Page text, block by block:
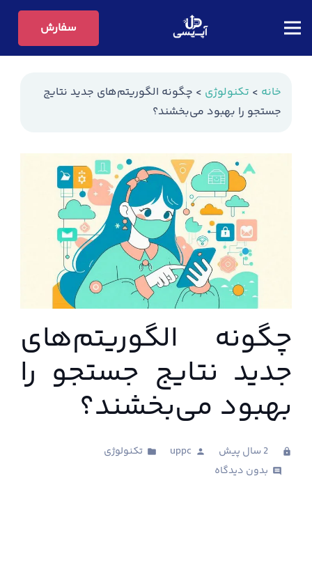
سفارش
خانه > تکنولوژی > چگونه الگوریتم‌های جدید نتایج
جستجو را بهبود می‌بخشند؟
چگونه الگوریتم‌های
جدید نتایج جستجو را
بهبود می‌بخشند؟
clock 2 سال پیش person
uppc
folder تکنولوژی
comments بدون دیدگاه